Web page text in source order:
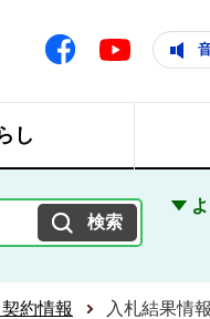
いともに輝く住みよいま
Facebook Youtube
し
約情報 入札結果情報